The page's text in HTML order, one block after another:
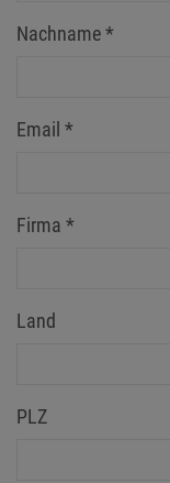
Nachname*
Email *
Firma *
Land
PLZ